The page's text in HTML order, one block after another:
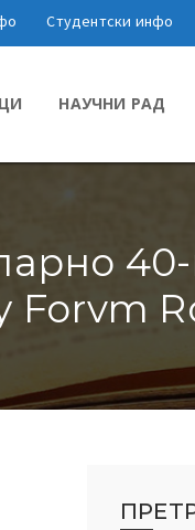
Студентски инфо
НАУЧНИ РАД
Forvm